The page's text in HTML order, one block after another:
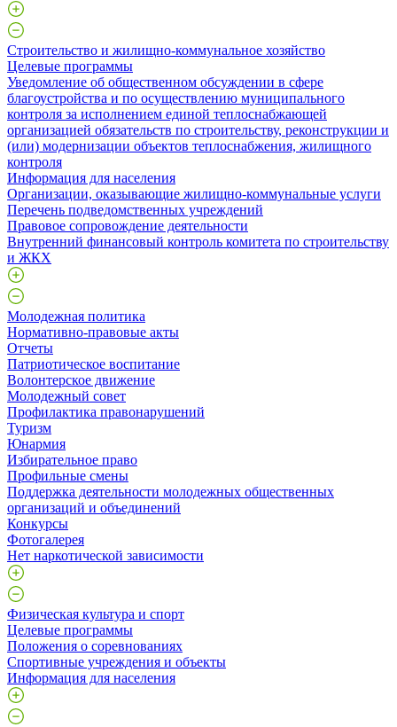
Строительство и жилищно-коммунальное хозяйство
Целевые программы
Уведомление об общественном обсуждении в сфере
благоустройства и по осуществлению муниципального
контроля за исполнением единой теплоснабжающей
организацией обязательств по строительству, реконструкции и
(или) модернизации объектов теплоснабжения, жилищного
контроля
Информация для населения
Организации, оказывающие жилищно-коммунальные услуги
Перечень подведомственных учреждений
Правовое сопровождение деятельности
Внутренний финансовый контроль комитета по строительству
и ЖКХ
Молодежная политика
Нормативно-правовые акты
Отчеты
Патриотическое воспитание
Волонтерское движение
Молодежный совет
Профилактика правонарушений
Туризм
Юнармия
Избирательное право
Профильные смены
Поддержка деятельности молодежных общественных
организаций и объединений
Конкурсы
Фотогалерея
Нет наркотической зависимости
Физическая культура и спорт
Целевые программы
Положения о соревнованиях
Спортивные учреждения и объекты
Информация для населения